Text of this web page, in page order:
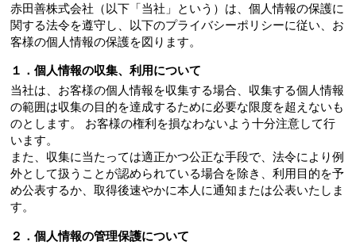
赤田善株式会社（以下「当社」という）は、個人情報の保護に
関する法令を遵守し、以下のプライバシーポリシーに従い、お
客様の個人情報の保護を図ります。
１．個人情報の収集、利用について
当社は、お客様の個人情報を収集する場合、収集する個人情報
の範囲は収集の目的を達成するために必要な限度を超えないも
のとします。 お客様の権利を損なわないよう十分注意して行
います。
また、収集に当たっては適正かつ公正な手段で、法令により例
外として扱うことが認められている場合を除き、利用目的を予
め公表するか、取得後速やかに本人に通知または公表いたしま
す。
２．個人情報の管理保護について